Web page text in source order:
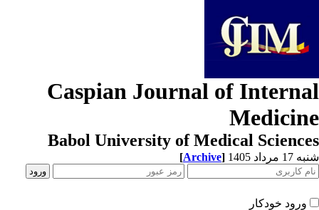
Caspian Journal of
Babol University of Medical
مرداد 1405 [Archive]
ورود خودکار